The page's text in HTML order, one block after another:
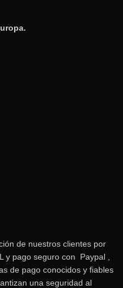
de nuestros clientes por
y pago seguro con Paypal ,
de pago conocidos y fiables
una seguridad al